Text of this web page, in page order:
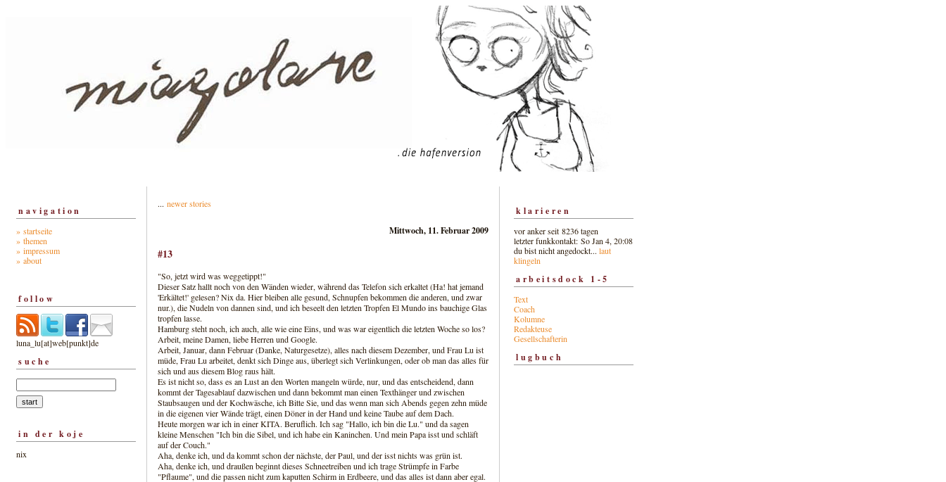
navigation
» startseite
» themen
» impressum
» about
follow
luna_lu[at]web[punkt]de
suche
in der koje
nix
... newer stories
Mittwoch, 11. Februar 2009
#13
"So, jetzt wird was weggetippt!"
Dieser Satz hallt noch von den Wänden wieder, während das Telefon sich erkaltet (Ha! hat jemand
'Erkältet!' gelesen? Nix da. Hier bleiben alle gesund, Schnupfen bekommen die anderen, und zwar
nur.), die Nudeln von dannen sind, und ich beseelt den letzten Tropfen El Mundo ins bauchige Glas
tropfen lasse.
Hamburg steht noch, ich auch, alle wie eine Eins, und was war eigentlich die letzten Woche so los?
Arbeit, meine Damen, liebe Herren und Google.
Arbeit, Januar, dann Februar (Danke, Naturgesetze), alles nach diesem Dezember, und Frau Lu ist
müde, Frau Lu arbeitet, denkt sich Dinge aus, überlegt sich Verlinkungen, oder ob man das alles für
sich und aus diesem Blog raus hält.
Es ist nicht so, dass es an Lust an den Worten mangeln würde, nur, und das entscheidend, dann
kommt der Tagesablauf dazwischen und dann bekommt man einen Texthänger und zwischen
Staubsaugen und der Kochwäsche, ich Bitte Sie, und das wenn man sich Abends gegen zehn müde
in die eigenen vier Wände trägt, einen Döner in der Hand und keine Taube auf dem Dach.
Heute morgen war ich in einer KITA. Beruflich. Ich sag "Hallo, ich bin die Lu." und da sagen
kleine Menschen "Ich bin die Sibel, und ich habe ein Kaninchen. Und mein Papa isst und schläft
auf der Couch."
Aha, denke ich, und da kommt schon der nächste, der Paul, und der isst nichts was grün ist.
Aha, denke ich, und draußen beginnt dieses Schneetreiben und ich trage Strümpfe in Farbe
"Pflaume", und die passen nicht zum kaputten Schirm in Erdbeere, und das alles ist dann aber egal.
klarieren
vor anker seit 8236 tagen
letzter funkkontakt: So Jan 4, 20:08
du bist nicht angedockt... laut
klingeln
arbeitsdock 1-5
Text
Coach
Kolumne
Redakteuse
Gesellschafterin
lugbuch